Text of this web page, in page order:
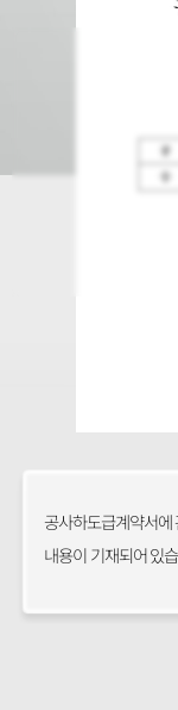
공사하도급계약서에
내용이 기재되어 있